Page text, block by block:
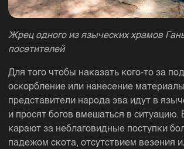
Жрец одного из языческих храмов
посетителей
Для того чтобы наказать кого-то за
оскорбление или нанесение
представители народа эва идут в
и просят богов вмешаться в ситуацию.
карают за неблаговидные поступки
падежом скота, отсутствием везения